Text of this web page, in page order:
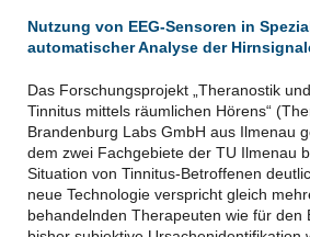
Nutzung von EEG-Sensoren in
automatischer Analyse der
Das Forschungsprojekt „Theranostik
Tinnitus mittels räumlichen Hörens“
Brandenburg Labs GmbH aus Ilmenau
dem zwei Fachgebiete der TU Ilmenau
Situation von Tinnitus-Betroffenen
neue Technologie verspricht gleich
behandelnden Therapeuten wie für den